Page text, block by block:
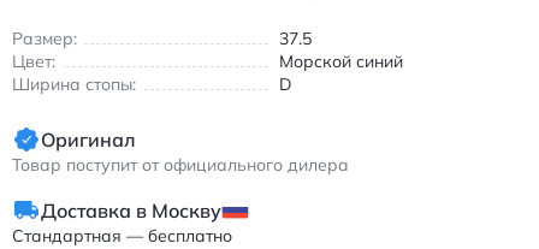
Размер:
37.5
Цвет:
Морской синий
Ширина стопы:
D
Оригинал
Товар поступит от официального дилера
Доставка в Москву
Стандартная — бесплатно